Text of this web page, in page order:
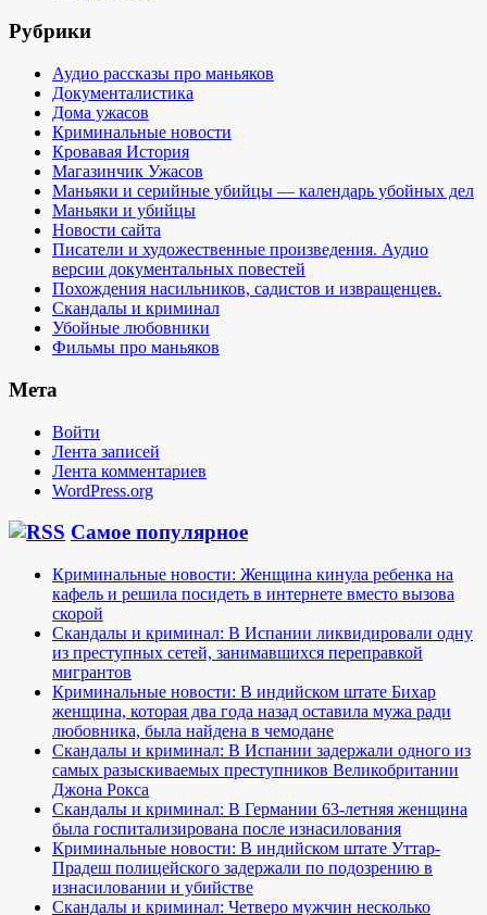
Рубрики
Аудио рассказы про маньяков
Документалистика
Дома ужасов
Криминальные новости
Кровавая История
Магазинчик Ужасов
Маньяки и серийные убийцы — календарь убойных дел
Маньяки и убийцы
Новости сайта
Писатели и художественные произведения. Аудио
версии документальных повестей
Похождения насильников, садистов и извращенцев.
Скандалы и криминал
Убойные любовники
Фильмы про маньяков
Мета
Войти
Лента записей
Лента комментариев
WordPress.org
Самое популярное
Криминальные новости: Женщина кинула ребенка на
кафель и решила посидеть в интернете вместо вызова
скорой
Скандалы и криминал: В Испании ликвидировали одну
из преступных сетей, занимавшихся переправкой
мигрантов
Криминальные новости: В индийском штате Бихар
женщина, которая два года назад оставила мужа ради
любовника, была найдена в чемодане
Скандалы и криминал: В Испании задержали одного из
самых разыскиваемых преступников Великобритании
Джона Рокса
Скандалы и криминал: В Германии 63-летняя женщина
была госпитализирована после изнасилования
Криминальные новости: В индийском штате Уттар-
Прадеш полицейского задержали по подозрению в
изнасиловании и убийстве
Скандалы и криминал: Четверо мужчин несколько